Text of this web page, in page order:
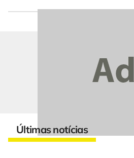
Últimas notícias